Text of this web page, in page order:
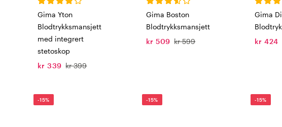
Gima Yton
Blodtrykksmansjett
med integrert
stetoskop
kr 339 kr 399
Gima Boston
Blodtrykksmansjett
kr 509 kr 599
Gima
kr 424
-15% -15% -15%